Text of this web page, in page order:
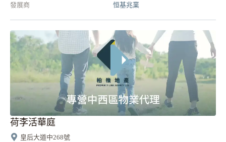
發展商
恒基兆業
荷李活華庭
皇后大道中268號